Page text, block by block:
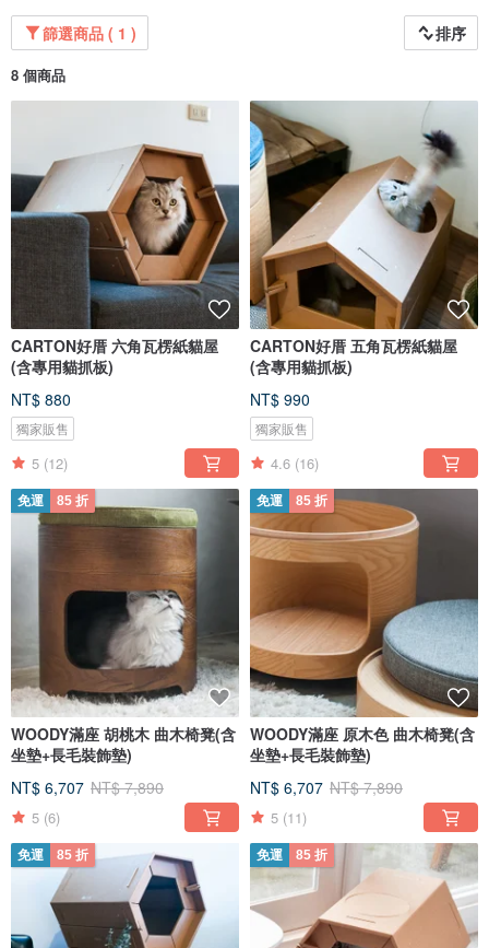
篩選商品 ( 1 ) 排序
8 個商品
CARTON好厝 六角瓦楞紙貓屋
(含專用貓抓板)
NT$ 880
獨家販售
5 (12)
CARTON好厝 五角瓦楞紙貓屋
(含專用貓抓板)
NT$ 990
獨家販售
4.6 (16)
免運 85 折
WOODY滿座 胡桃木 曲木椅凳(含
坐墊+長毛裝飾墊)
NT$ 6,707 NT$ 7,890
5 (6)
免運 85 折
WOODY滿座 原木色 曲木椅凳(含
坐墊+長毛裝飾墊)
NT$ 6,707 NT$ 7,890
5 (11)
免運 85 折 免運 85 折